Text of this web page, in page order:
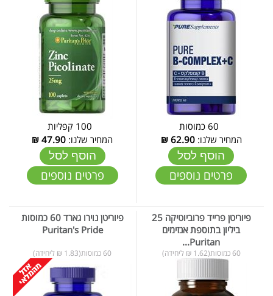
המחיר שלנו:62.90
₪
הוסף לסל
פרטים נוספים
המחיר שלנו: 47.90
₪
הוסף לסל
פרטים נוספים
פיוריטן פרייד פרוביוטיקה 25
ביליון בתוספת אנזימים
Puritan...
60 כמוסות(1.62 ₪ ליחידה)
פיוריטן נוירו גארד 60 כמוסות
Puritan's Pride
60 כמוסות(1.83 ₪ ליחידה)